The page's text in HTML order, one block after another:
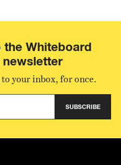
Whiteboard
your inbox, for once.
SUBSCRIBE